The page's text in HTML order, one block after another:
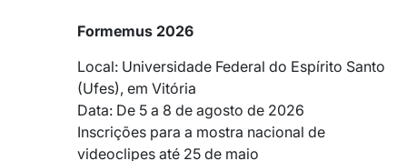
Formemus 2026
Local: Universidade Federal do Espírito Santo
(Ufes), em Vitória
Data: De 5 a 8 de agosto de 2026
Inscrições para a mostra nacional de
videoclipes até 25 de maio